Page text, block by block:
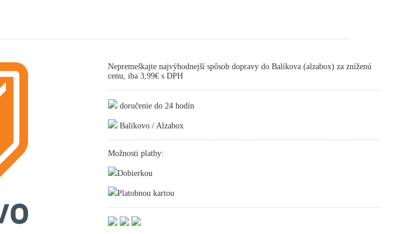
Nepremeškajte najvýhodnejší spôsob dopravy do Balíkova (alzabox) za zníženú
cenu, iba 3,99€ s DPH
doručenie do 24 hodín
Balíkovo / Alzabox
Možnosti platby:
Dobierkou
Platobnou kartou